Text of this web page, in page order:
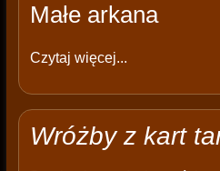
Małe arkana
Czytaj więcej...
Wróżby z kart